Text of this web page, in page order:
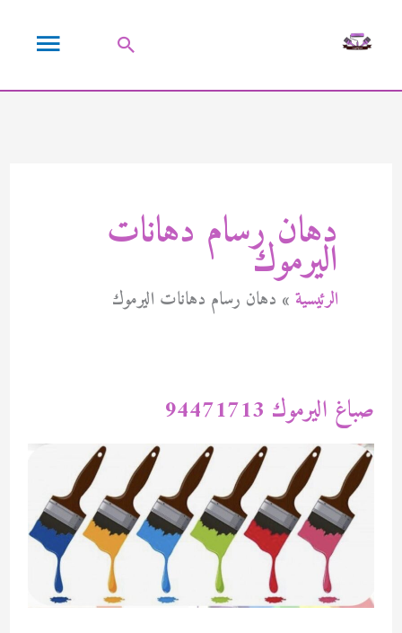
القائمة
البحث
دهان رسام دهانات
اليرموك
الرئيسية دهان رسام دهانات اليرموك
صباغ اليرموك 94471713